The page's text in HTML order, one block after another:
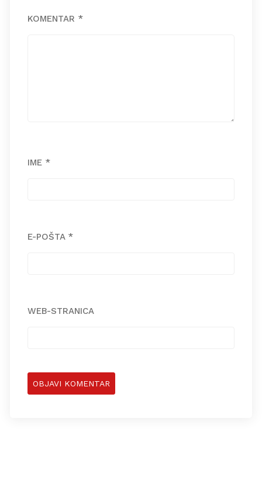
KOMENTAR *
IME *
E-POŠTA *
WEB-STRANICA